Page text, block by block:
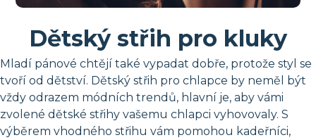
Dětský střih pro kluky
Mladí pánové chtějí také vypadat dobře, protože styl se
tvoří od dětství. Dětský střih pro chlapce by neměl být
vždy odrazem módních trendů, hlavní je, aby vámi
zvolené dětské střihy vašemu chlapci vyhovovaly. S
výběrem vhodného střihu vám pomohou kadeřníci,